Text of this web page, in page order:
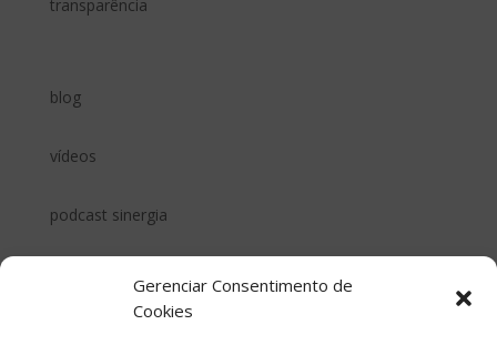
Gerenciar Consentimento de
Cookies
transparência
blog
vídeos
podcast sinergia